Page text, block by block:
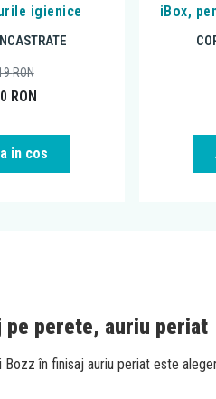
igienice
RON
RON
in cos
iBox,
perete, auriu periat
în finisaj auriu periat este